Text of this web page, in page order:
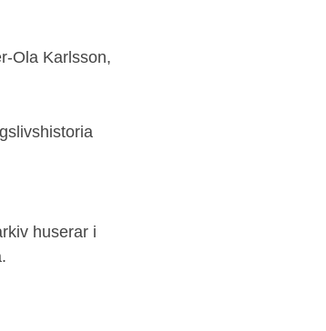
Ola Karlsson,
huserar i